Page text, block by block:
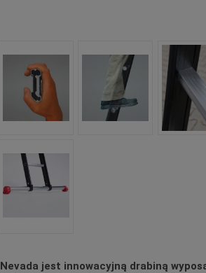
Nevada jest innowacyjną drabiną